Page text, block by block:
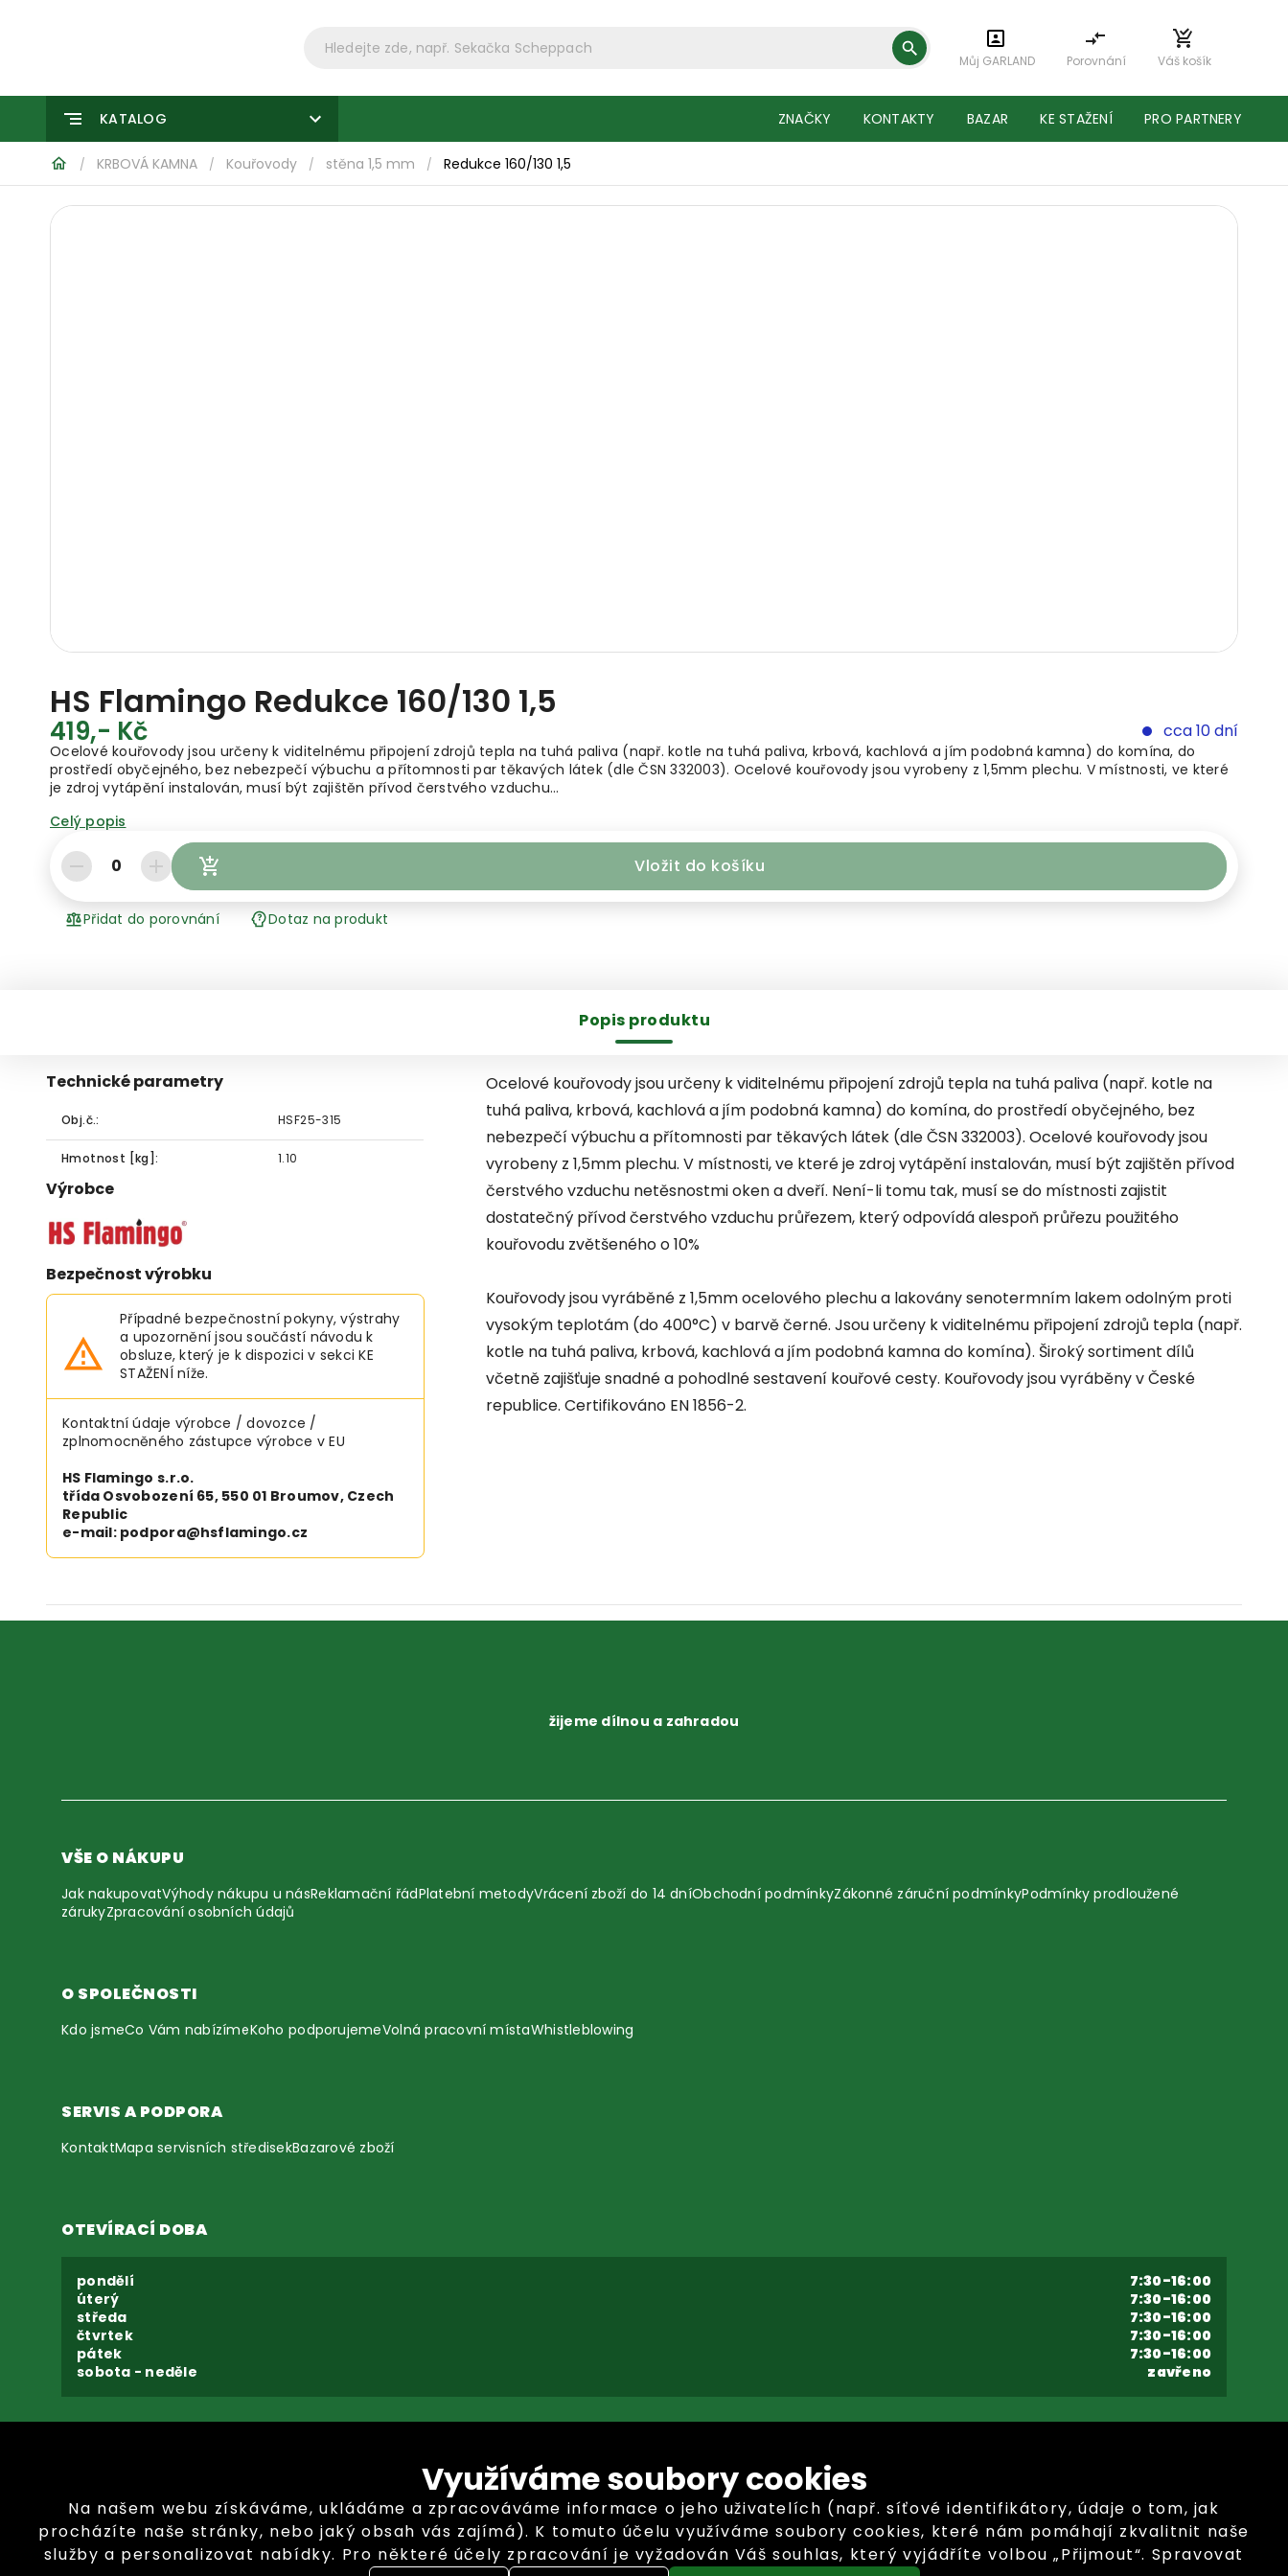
Využíváme soubory cookies
Na našem webu získáváme, ukládáme a zpracováváme informace o jeho uživatelích (např. síťové identifikátory, údaje o tom, jak
procházíte naše stránky, nebo jaký obsah vás zajímá). K tomuto účelu využíváme soubory cookies, které nám pomáhají zkvalitnit naše
služby a personalizovat nabídky. Pro některé účely zpracování je vyžadován Váš souhlas, který vyjádříte volbou „Přijmout“. Spravovat
Můj GARLAND Porovnání Váš košík
KATALOG ZNAČKY KONTAKTY BAZAR KE STAŽENÍ PRO PARTNERY
/ KRBOVÁ KAMNA / Kouřovody / stěna 1,5 mm / Redukce 160/130 1,5
HS Flamingo Redukce 160/130 1,5
419,- Kč cca 10 dní
Ocelové kouřovody jsou určeny k viditelnému připojení zdrojů tepla na tuhá paliva (např. kotle na tuhá paliva, krbová, kachlová a jím podobná kamna) do komína, do
prostředí obyčejného, bez nebezpečí výbuchu a přítomnosti par těkavých látek (dle ČSN 332003). Ocelové kouřovody jsou vyrobeny z 1,5mm plechu. V místnosti, ve které
je zdroj vytápění instalován, musí být zajištěn přívod čerstvého vzduchu…
Celý popis
0 Vložit do košíku
Přidat do porovnání Dotaz na produkt
Popis produktu
Technické parametry
Obj.č.: HSF25-315
Hmotnost [kg]: 1.10
Výrobce
Bezpečnost výrobku
Případné bezpečnostní pokyny, výstrahy
a upozornění jsou součástí návodu k
obsluze, který je k dispozici v sekci KE
STAŽENÍ níže.
Kontaktní údaje výrobce / dovozce /
zplnomocněného zástupce výrobce v EU
HS Flamingo s.r.o.
třída Osvobození 65, 550 01 Broumov, Czech
Republic
e-mail: podpora@hsflamingo.cz
Ocelové kouřovody jsou určeny k viditelnému připojení zdrojů tepla na tuhá paliva (např. kotle na
tuhá paliva, krbová, kachlová a jím podobná kamna) do komína, do prostředí obyčejného, bez
nebezpečí výbuchu a přítomnosti par těkavých látek (dle ČSN 332003). Ocelové kouřovody jsou
vyrobeny z 1,5mm plechu. V místnosti, ve které je zdroj vytápění instalován, musí být zajištěn přívod
čerstvého vzduchu netěsnostmi oken a dveří. Není-li tomu tak, musí se do místnosti zajistit
dostatečný přívod čerstvého vzduchu průřezem, který odpovídá alespoň průřezu použitého
kouřovodu zvětšeného o 10%
Kouřovody jsou vyráběné z 1,5mm ocelového plechu a lakovány senotermním lakem odolným proti
vysokým teplotám (do 400°C) v barvě černé. Jsou určeny k viditelnému připojení zdrojů tepla (např.
kotle na tuhá paliva, krbová, kachlová a jím podobná kamna do komína). Široký sortiment dílů
včetně zajišťuje snadné a pohodlné sestavení kouřové cesty. Kouřovody jsou vyráběny v České
republice. Certifikováno EN 1856-2.
žijeme dílnou a zahradou
VŠE O NÁKUPU
Jak nakupovatVýhody nákupu u násReklamační řádPlatební metodyVrácení zboží do 14 dníObchodní podmínkyZákonné záruční podmínkyPodmínky prodloužené
zárukyZpracování osobních údajů
O SPOLEČNOSTI
Kdo jsmeCo Vám nabízímeKoho podporujemeVolná pracovní místaWhistleblowing
SERVIS A PODPORA
KontaktMapa servisních středisekBazarové zboží
OTEVÍRACÍ DOBA
pondělí
7:30-16:00
úterý
7:30-16:00
středa
7:30-16:00
čtvrtek
7:30-16:00
pátek
7:30-16:00
sobota - neděle
zavřeno